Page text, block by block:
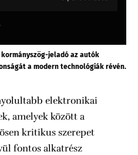
kormányszög-jeladó az autók
a modern technológiák révén.
elektronikai
amelyek között a
kritikus szerepet
fontos alkatrész